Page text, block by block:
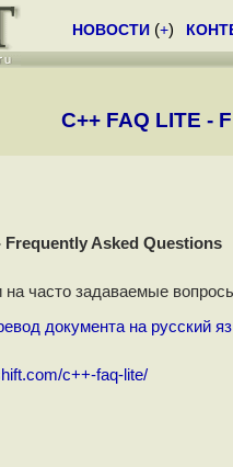
НОВОСТИ (+)
C++ FAQ LITE -
Frequently Asked Questions
на часто задаваемые
документа на русский
c++-faq-lite/